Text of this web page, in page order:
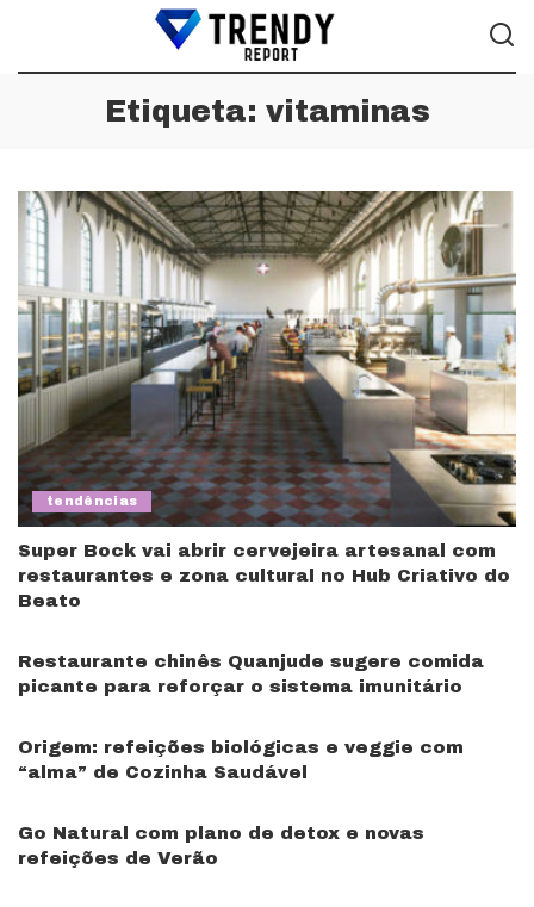
Etiqueta: vitaminas
tendências
Super Bock vai abrir cervejeira artesanal com
restaurantes e zona cultural no Hub Criativo do
Beato
Restaurante chinês Quanjude sugere comida
picante para reforçar o sistema imunitário
Origem: refeições biológicas e veggie com
“alma” de Cozinha Saudável
Go Natural com plano de detox e novas
refeições de Verão